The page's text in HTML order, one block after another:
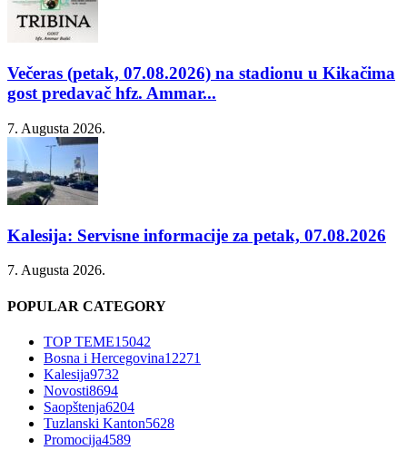
Večeras (petak, 07.08.2026) na stadionu u Kikačima
gost predavač hfz. Ammar...
7. Augusta 2026.
Kalesija: Servisne informacije za petak, 07.08.2026
7. Augusta 2026.
POPULAR CATEGORY
TOP TEME15042
Bosna i Hercegovina12271
Kalesija9732
Novosti8694
Saopštenja6204
Tuzlanski Kanton5628
Promocija4589